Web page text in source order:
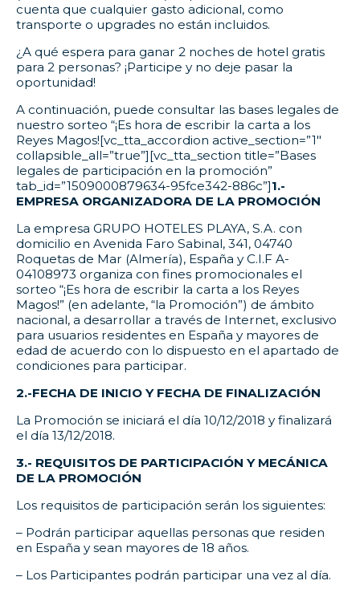
cuenta que cualquier gasto adicional, como
transporte o upgrades no están incluidos.
¿A qué espera para ganar 2 noches de hotel gratis
para 2 personas? ¡Participe y no deje pasar la
oportunidad!
A continuación, puede consultar las bases legales de
nuestro sorteo “¡Es hora de escribir la carta a los
Reyes Magos![vc_tta_accordion active_section=”1″
collapsible_all=”true”][vc_tta_section title=”Bases
legales de participación en la promoción”
tab_id=”1509000879634-95fce342-886c”]1.-
EMPRESA ORGANIZADORA DE LA PROMOCIÓN
La empresa GRUPO HOTELES PLAYA, S.A. con
domicilio en Avenida Faro Sabinal, 341, 04740
Roquetas de Mar (Almería), España y C.I.F A-
04108973 organiza con fines promocionales el
sorteo “¡Es hora de escribir la carta a los Reyes
Magos!” (en adelante, “la Promoción”) de ámbito
nacional, a desarrollar a través de Internet, exclusivo
para usuarios residentes en España y mayores de
edad de acuerdo con lo dispuesto en el apartado de
condiciones para participar.
2.-FECHA DE INICIO Y FECHA DE FINALIZACIÓN
La Promoción se iniciará el día 10/12/2018 y finalizará
el día 13/12/2018.
3.- REQUISITOS DE PARTICIPACIÓN Y MECÁNICA
DE LA PROMOCIÓN
Los requisitos de participación serán los siguientes:
– Podrán participar aquellas personas que residen
en España y sean mayores de 18 años.
– Los Participantes podrán participar una vez al día.